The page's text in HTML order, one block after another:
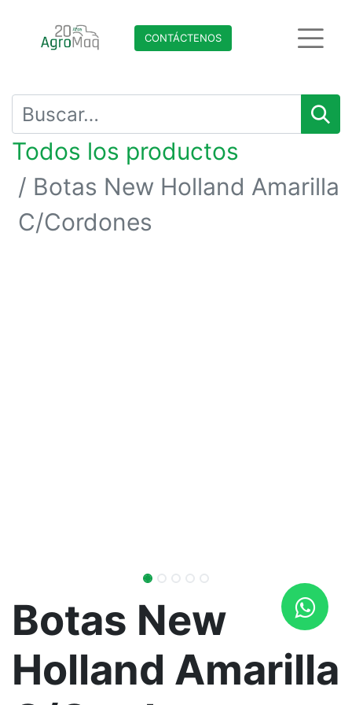
CONTÁCTENO​​​​S
Todos los productos
Botas New Holland Amarilla
C/Cordones
Botas New
Holland Amarilla